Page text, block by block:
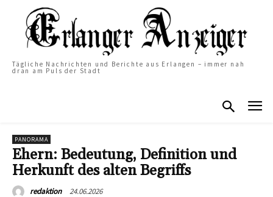
Tägliche Nachrichten und Berichte aus Erlangen – immer nah
dran am Puls der Stadt
PANORAMA
Ehern: Bedeutung, Definition und
Herkunft des alten Begriffs
redaktion 24.06.2026